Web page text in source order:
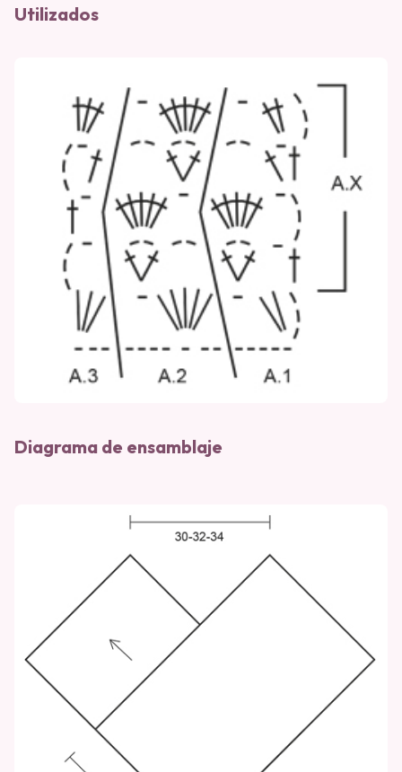
Utilizados
Diagrama de ensamblaje